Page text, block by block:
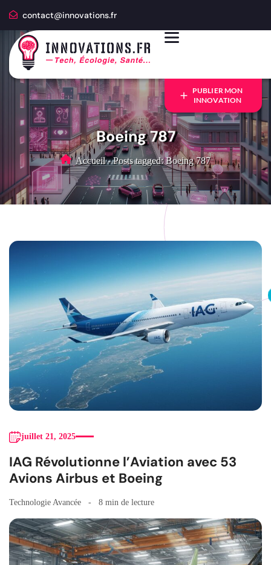
contact@innovations.fr
PUBLIER MON
INNOVATION
Boeing 787
Accueil - Posts tagged: Boeing 787
juillet 21, 2025
IAG Révolutionne l’Aviation avec 53
Avions Airbus et Boeing
Technologie Avancée 8 min de lecture